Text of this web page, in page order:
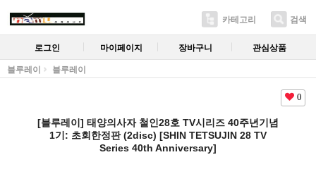
카테고리 검색
로그인 마이페이지 장바구니 관심상품
블루레이 블루레이
0
[블루레이] 태양의사자 철인28호 TV시리즈 40주년기념
1기: 초회한정판 (2disc) [SHIN TETSUJIN 28 TV
Series 40th Anniversary]